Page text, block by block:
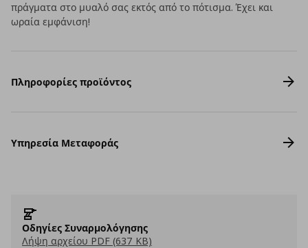
πράγματα στο μυαλό σας εκτός από το πότισμα. Έχει και
ωραία εμφάνιση!
Πληροφορίες προϊόντος
Υπηρεσία Μεταφοράς
Οδηγίες Συναρμολόγησης
Λήψη αρχείου PDF (637 KB)